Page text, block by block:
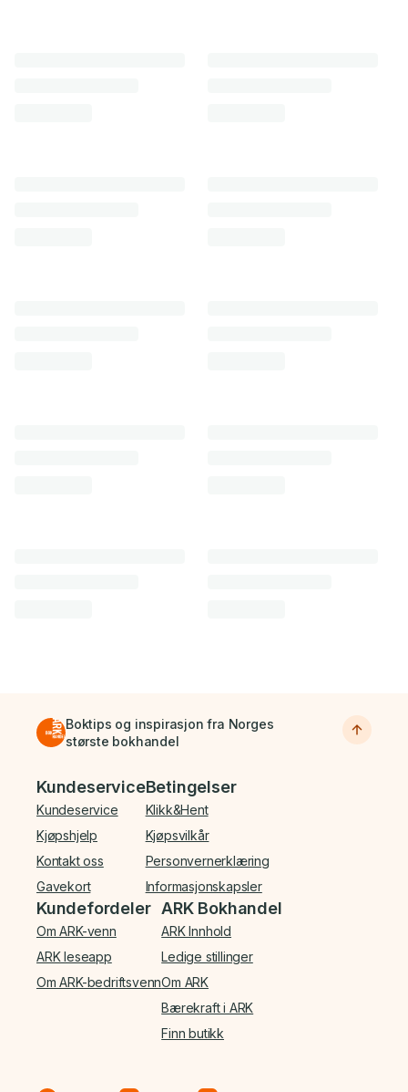
Boktips og inspirasjon fra Norges
største bokhandel
Bunnmeny
Kundeservice
Kundeservice
Kjøpshjelp
Kontakt oss
Gavekort
Betingelser
Klikk&Hent
Kjøpsvilkår
Personvernerklæring
Informasjonskapsler
Kundefordeler
Om ARK-venn
ARK leseapp
Om ARK-bedriftsvenn
ARK Bokhandel
ARK Innhold
Ledige stillinger
Om ARK
Bærekraft i ARK
Finn butikk